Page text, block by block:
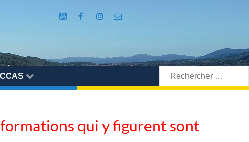
CCAS
Rechercher:
qui y figurent sont